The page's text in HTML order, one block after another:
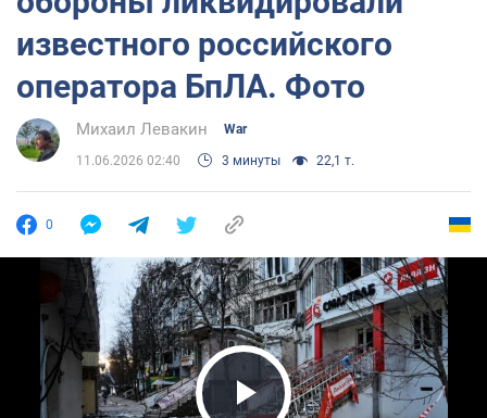
известного российского
оператора БпЛА. Фото
Михаил Левакин War
11.06.2026 02:40 3 минуты 22,1 т.
0